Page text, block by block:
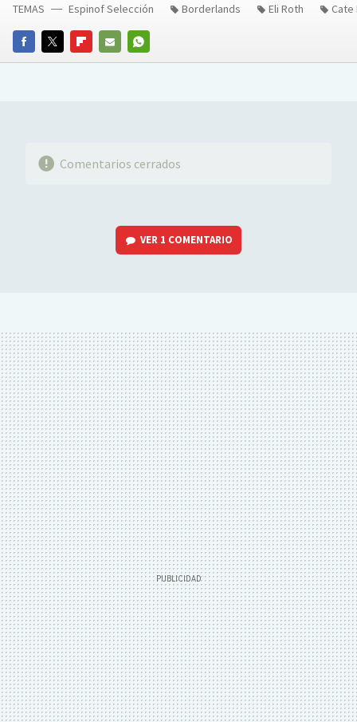
FACEBOOKTWITTERFLIPBOARD
E-
WHATSAPP
TEMAS Espinof Selección Borderlands Eli Roth Cate
Comentarios cerrados
VER 1 COMENTARIO